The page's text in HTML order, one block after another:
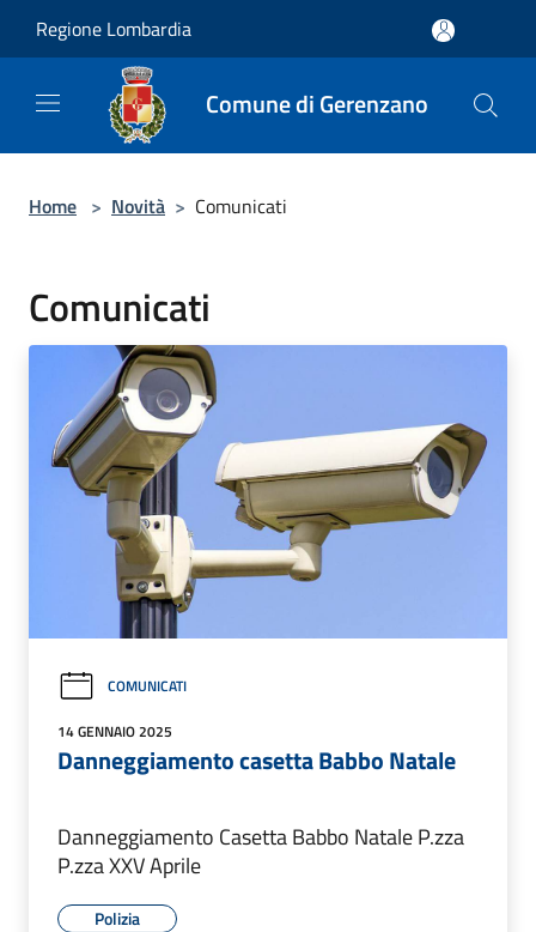
Regione Lombardia
Comune di Gerenzano
Home > Novità > Comunicati
Comunicati
COMUNICATI
14 GENNAIO 2025
Danneggiamento casetta Babbo Natale
Danneggiamento Casetta Babbo Natale P.zza
P.zza XXV Aprile
Polizia